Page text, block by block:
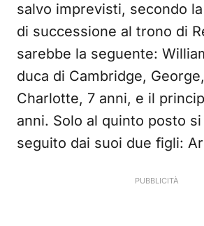
salvo imprevisti, secondo la
di successione al trono di
sarebbe la seguente:
duca di Cambridge,
Charlotte, 7 anni, e il
anni. Solo al quinto posto
seguito dai suoi due figli: